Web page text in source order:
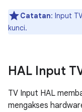
Catatan: Input
kunci.
HAL Input
TV Input HAL
mengakses